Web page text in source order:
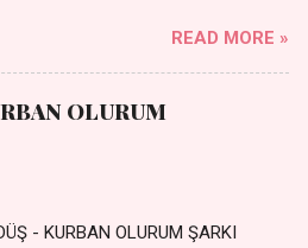
gibi Eser yar içimden Bir kıza sevdalı
hançer Geceler susmuyor Yaralı
Tu yi bihare min Ez ji payizim Li
im Adını sayıklar Uykusuz
Sessiz ve kederli
READ MORE »
OLURUM
- KURBAN OLURUM ŞARKI